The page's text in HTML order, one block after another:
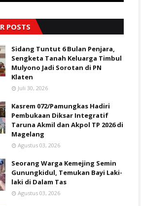
POSTS
Sidang Tuntut 6 Bulan Penjara,
Sengketa Tanah Keluarga Timbul
Mulyono Jadi Sorotan di PN
Klaten
Juli 30, 2026
Kasrem 072/Pamungkas Hadiri
Pembukaan Diksar Integratif
Taruna Akmil dan Akpol TP 2026 di
Magelang
Agustus 03, 2026
Seorang Warga Kemejing Semin
Gunungkidul, Temukan Bayi Laki-
laki di Dalam Tas
Agustus 03, 2026